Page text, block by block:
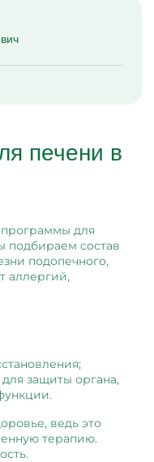
печени в
для
подбираем состав
подопечного,
аллергий,
защиты органа,
ведь это
терапию.